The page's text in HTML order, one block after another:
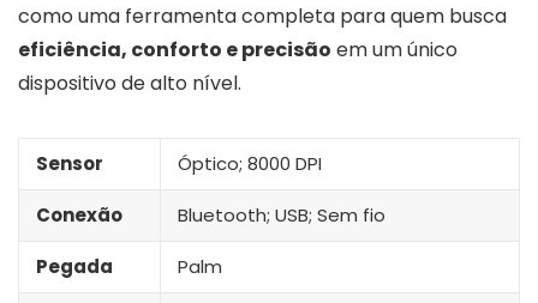
como uma ferramenta completa para quem busca
eficiência, conforto e precisão em um único
dispositivo de alto nível.
Sensor Óptico; 8000 DPI
Conexão Bluetooth; USB; Sem fio
Pegada Palm